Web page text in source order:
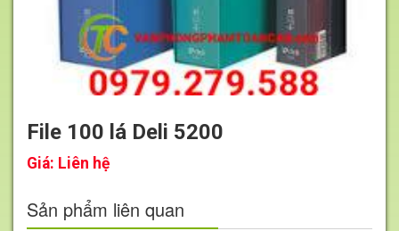
File 100 lá Deli 5200
Giá: Liên hệ
Sản phẩm liên quan